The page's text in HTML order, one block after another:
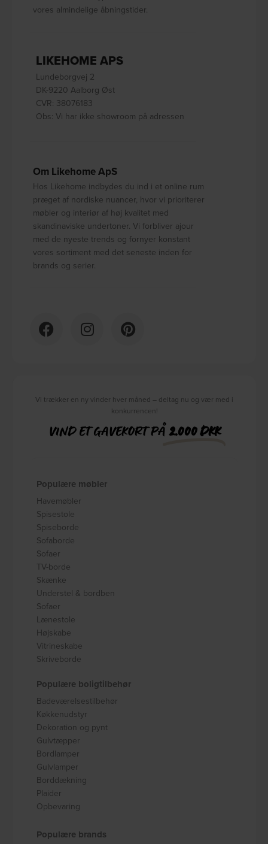
vores almindelige åbningstider.
LIKEHOME APS
Lundeborgvej 2
DK-9220 Aalborg Øst
CVR: 38076183
Obs: Vi har ikke showroom på adressen
Om Likehome ApS
Hos Likehome indbydes du ind i et online rum
præget af nordiske nuancer, hvor vi prioriterer
møbler og interiør af høj kvalitet med
skandinaviske undertoner. Vi forbliver ajour
med de nyeste trends og fornyer konstant
vores sortiment med det seneste inden for
brands og serier.
Vi trækker en ny vinder hver måned – deltag nu og vær med i
konkurrencen!
VIND ET GAVEKORT PÅ2.000 DKK
Populære møbler
Havemøbler
Spisestole
Spiseborde
Sofaborde
Sofaer
TV-borde
Skænke
Understel & bordben
Sofaer
Lænestole
Højskabe
Vitrineskabe
Skriveborde
Populære boligtilbehør
Badeværelsestilbehør
Køkkenudstyr
Dekoration og pynt
Gulvtæpper
Bordlamper
Gulvlamper
Borddækning
Plaider
Opbevaring
Populære brands